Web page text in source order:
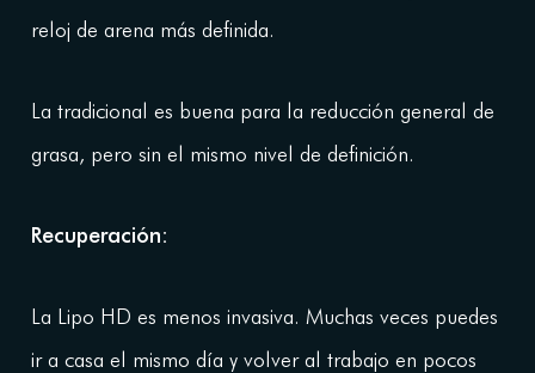
reloj de arena más definida.
La tradicional es buena para la reducción general de
grasa, pero sin el mismo nivel de definición.
Recuperación:
La Lipo HD es menos invasiva. Muchas veces puedes
ir a casa el mismo día y volver al trabajo en pocos